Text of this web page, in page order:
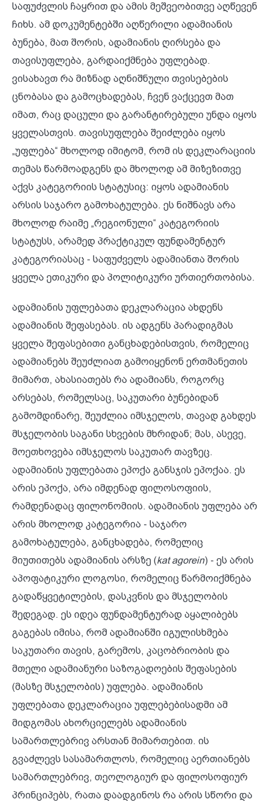
საფუძვლის ჩაყრით და ამის მეშვეობითვე აღწევენ
ჩიხს. ამ დოკუმენტებში აღწერილი ადამიანის
ბუნება, მათ შორის, ადამიანის ღირსება და
თავისუფლება, გარდაიქმნება უფლებად.
ვისახავთ რა მიზნად აღნიშნული თვისებების
ცნობასა და გამოცხადებას, ჩვენ ვაქცევთ მათ
იმათ, რაც დაცული და გარანტირებული უნდა იყოს
ყველასთვის. თავისუფლება შეიძლება იყოს
„უფლება“ მხოლოდ იმიტომ, რომ ის დეკლარაციის
თემას წარმოადგენს და მხოლოდ ამ მიზეზითვე
აქვს კატეგორიის სტატუსიც: იყოს ადამიანის
არსის საჯარო გამოხატულება. ეს ნიშნავს არა
მხოლოდ რაიმე „რეგიონული“ კატეგორიის
სტატუსს, არამედ პრაქტიკულ ფუნდამენტურ
კატეგორიასაც - საფუძველს ადამიანთა შორის
ყველა ეთიკური და პოლიტიკური ურთიერთობისა.
ადამიანის უფლებათა დეკლარაცია ახდენს
ადამიანის შეფასებას. ის ადგენს პარადიგმას
ყველა შეფასებითი განცხადებისთვის, რომელიც
ადამიანებს შეუძლიათ გამოიყენონ ერთმანეთის
მიმართ, ახასიათებს რა ადამიანს, როგორც
არსებას, რომელსაც, საკუთარი ბუნებიდან
გამომდინარე, შეუძლია იმსჯელოს, თავად გახდეს
მსჯელობის საგანი სხვების მხრიდან; მას, ასევე,
მოეთხოვება იმსჯელოს საკუთარ თავზეც.
ადამიანის უფლებათა ეპოქა განსჯის ეპოქაა. ეს
არის ეპოქა, არა იმდენად ფილოსოფიის,
რამდენადაც ფილონომიის. ადამიანის უფლება არ
არის მხოლოდ კატეგორია - საჯარო
გამოხატულება, განცხადება, რომელიც
მიუთითებს ადამიანის არსზე (kat agorein) - ეს არის
აპოფატიკური ლოგოსი, რომელიც წარმოიქმნება
გადაწყვეტილების, დასკვნის და მსჯელობის
შედეგად. ეს იდეა ფუნდამენტურად აყალიბებს
გაგებას იმისა, რომ ადამიანში იგულისხმება
საკუთარი თავის, გარემოს, კაცობრიობის და
მთელი ადამიანური საზოგადოების შეფასების
(მასზე მსჯელობის) უფლება. ადამიანის
უფლებათა დეკლარაცია უფლებებისადმი ამ
მიდგომას ახორციელებს ადამიანის
სამართლებრივ არსთან მიმართებით. ის
გვაძლევს სასამართლოს, რომელიც აერთიანებს
სამართლებრივ, თეოლოგიურ და ფილოსოფიურ
პრინციპებს, რათა დაადგინოს რა არის სწორი და